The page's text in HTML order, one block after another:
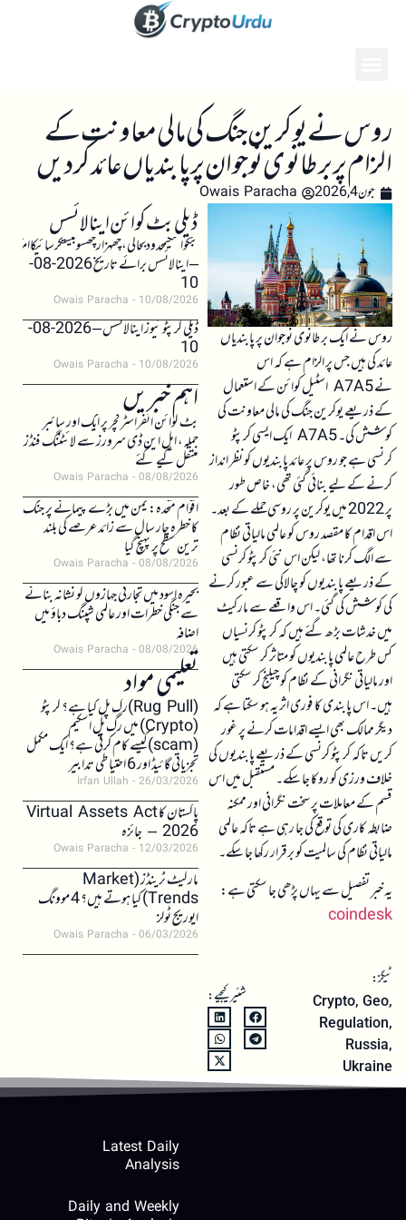
روس نے یوکرین جنگ کی مالی معاونت کے
الزام پر برطانوی نوجوان پر پابندیاں عائد کر دیں
جون 4, 2026 Owais Paracha
روس نے ایک برطانوی نوجوان پر پابندیاں
عائد کی ہیں جس پر الزام ہے کہ اس
نے A7A5 اسٹیل کوائن کے استعمال
کے ذریعے یوکرین جنگ کی مالی معاونت کی
کوشش کی۔ A7A5 ایک ایسی کرپٹو
کرنسی ہے جو روس پر عائد پابندیوں کو نظر انداز
کرنے کے لیے بنائی گئی تھی، خاص طور
پر 2022 میں یوکرین پر روسی حملے کے بعد۔
اس اقدام کا مقصد روس کو عالمی مالیاتی نظام
سے الگ کرنا تھا، لیکن اس نئی کرپٹو کرنسی
کے ذریعے پابندیوں کو چالاکی سے عبور کرنے
کی کوشش کی گئی۔ اس واقعے سے مارکیٹ
میں خدشات بڑھ گئے ہیں کہ کرپٹو کرنسیاں
کس طرح عالمی پابندیوں کو متاثر کر سکتی ہیں
اور مالیاتی نگرانی کے نظام کو چیلنج کر سکتی
ہیں۔ اس پابندی کا فوری اثر یہ ہو سکتا ہے کہ
دیگر ممالک بھی ایسے اقدامات کرنے پر غور
کریں تاکہ کرپٹو کرنسی کے ذریعے پابندیوں کی
خلاف ورزی کو روکا جا سکے۔ مستقبل میں اس
قسم کے معاملات پر سخت نگرانی اور ممکنہ
ضابطہ کاری کی توقع کی جا رہی ہے تاکہ عالمی
مالیاتی نظام کی سالمیت کو برقرار رکھا جا سکے۔
یہ خبر تفصیل سے یہاں پڑھی جا سکتی ہے:
coindesk
ٹیگز:
Crypto, Geo,
Regulation,
Russia,
Ukraine
شئیر کیجیے:
ڈیلی بٹ کوائن اینالائسس
بٹکوائنکیمحدودبحالی،چھہزارچھسوبیستکرسائیکاامکان
– اینالائسس برائے تاریخ 2026-08-
10
Owais Paracha 10/08/2026
ڈیلی کرپٹو نیوز اینالائسس – 2026-08-
10
Owais Paracha 10/08/2026
اہم خبریں
بٹ کوائن انفراسٹرکچر پر ایک اور سائبر
حملہ، ایل این ڈی سرورز سے لائٹننگ فنڈز
منتقل کیے گئے
Owais Paracha 08/08/2026
اقوام متحدہ: یمن میں بڑے پیمانے پر جنگ
کا خطرہ چار سال سے زائد عرصے کی بلند
ترین سطح پر پہنچ گیا
Owais Paracha 08/08/2026
بحیرہ اسود میں تجارتی جہازوں کو نشانہ بنانے
سے جنگی خطرات اور عالمی شپنگ دباؤ میں
اضافہ
Owais Paracha 08/08/2026
تعلیمی مواد(Rug Pull)رگ پل کیا ہے؟ کرپٹو
(Crypto) میں رگ پل اسکیم
(scam)کیسے کام کرتی ہے؟ ایک مکمل
تجزیاتی گائیڈ اور 6 احتیاطی تدابیر
Irfan Ullah 26/03/2026
پاکستان کا Virtual Assets Act
2026 – جائزہ
Owais Paracha 12/03/2026
مارکیٹ ٹرینڈز (Market
Trends) کیا ہوتے ہیں؟ 4 موونگ
ایوریج ٹولز
Owais Paracha 06/03/2026
Latest Daily
Analysis
Daily and Weekly